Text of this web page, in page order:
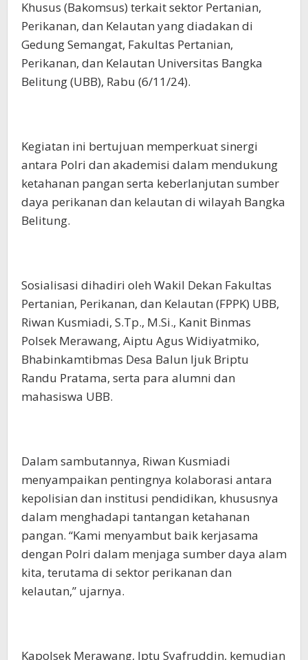
Khusus (Bakomsus) terkait sektor Pertanian,
Perikanan, dan Kelautan yang diadakan di
Gedung Semangat, Fakultas Pertanian,
Perikanan, dan Kelautan Universitas Bangka
Belitung (UBB), Rabu (6/11/24).
Kegiatan ini bertujuan memperkuat sinergi
antara Polri dan akademisi dalam mendukung
ketahanan pangan serta keberlanjutan sumber
daya perikanan dan kelautan di wilayah Bangka
Belitung.
Sosialisasi dihadiri oleh Wakil Dekan Fakultas
Pertanian, Perikanan, dan Kelautan (FPPK) UBB,
Riwan Kusmiadi, S.Tp., M.Si., Kanit Binmas
Polsek Merawang, Aiptu Agus Widiyatmiko,
Bhabinkamtibmas Desa Balun Ijuk Briptu
Randu Pratama, serta para alumni dan
mahasiswa UBB.
Dalam sambutannya, Riwan Kusmiadi
menyampaikan pentingnya kolaborasi antara
kepolisian dan institusi pendidikan, khususnya
dalam menghadapi tantangan ketahanan
pangan. “Kami menyambut baik kerjasama
dengan Polri dalam menjaga sumber daya alam
kita, terutama di sektor perikanan dan
kelautan,” ujarnya.
Kapolsek Merawang, Iptu Syafruddin, kemudian